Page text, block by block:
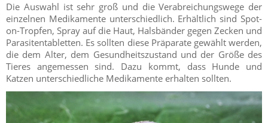
Die Auswahl ist sehr groß und die Verabreichungswege der
einzelnen Medikamente unterschiedlich. Erhältlich sind Spot-
on-Tropfen, Spray auf die Haut, Halsbänder gegen Zecken und
Parasitentabletten. Es sollten diese Präparate gewählt werden,
die dem Alter, dem Gesundheitszustand und der Größe des
Tieres angemessen sind. Dazu kommt, dass Hunde und
Katzen unterschiedliche Medikamente erhalten sollten.